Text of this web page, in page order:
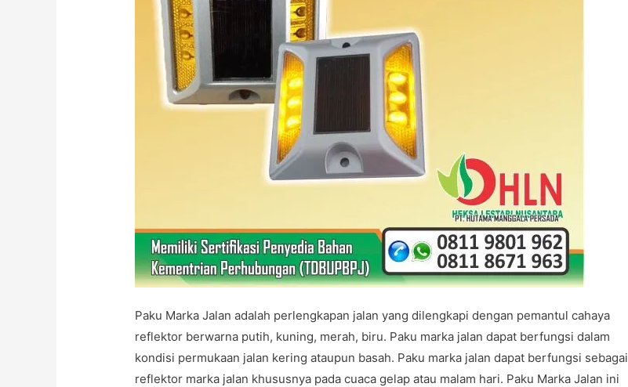
Paku Marka Jalan adalah perlengkapan jalan yang dilengkapi dengan pemantul cahaya
reflektor berwarna putih, kuning, merah, biru. Paku marka jalan dapat berfungsi dalam
kondisi permukaan jalan kering ataupun basah. Paku marka jalan dapat berfungsi sebagai
reflektor marka jalan khususnya pada cuaca gelap atau malam hari. Paku Marka Jalan ini